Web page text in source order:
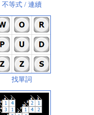
不等式 / 連續
找單詞